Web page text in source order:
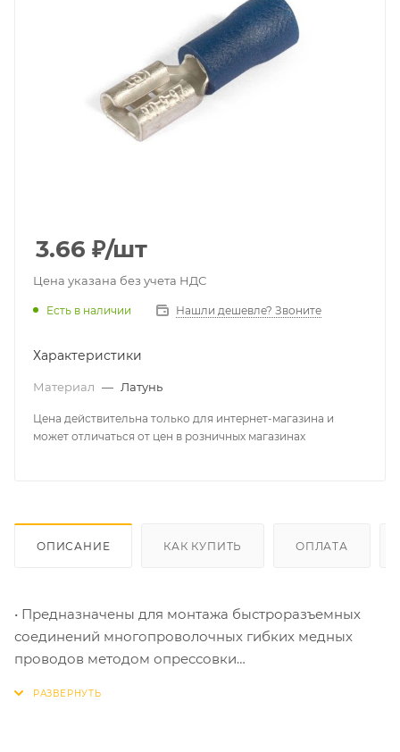
3.66 ₽/шт
Цена указана без учета НДС
Есть в наличии Нашли дешевле? Звоните
Характеристики
Материал — Латунь
Цена действительна только для интернет-магазина и
может отличаться от цен в розничных магазинах
ОПИСАНИЕ КАК КУПИТЬ ОПЛАТА
• Предназначены для монтажа быстроразъемных
соединений многопроволочных гибких медных
проводов методом опрессовки